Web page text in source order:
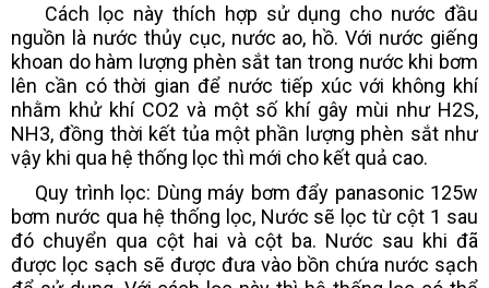
Cách lọc này thích hợp sử dụng cho nước đầu
nguồn là nước thủy cục, nước ao, hồ. Với nước giếng
khoan do hàm lượng phèn sắt tan trong nước khi bơm
lên cần có thời gian để nước tiếp xúc với không khí
nhằm khử khí CO2 và một số khí gây mùi như H2S,
NH3, đồng thời kết tủa một phần lượng phèn sắt như
vậy khi qua hệ thống lọc thì mới cho kết quả cao.
Quy trình lọc: Dùng máy bơm đẩy panasonic 125w
bơm nước qua hệ thống lọc, Nước sẽ lọc từ cột 1 sau
đó chuyển qua cột hai và cột ba. Nước sau khi đã
được lọc sạch sẽ được đưa vào bồn chứa nước sạch